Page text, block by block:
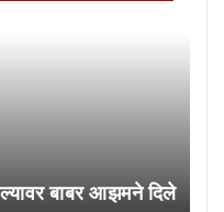
बाबर आझमने दिले